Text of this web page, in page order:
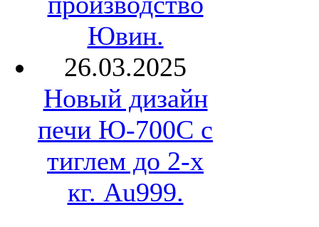
Ювин.
26.03.2025
Новый дизайн
печи Ю-700С с
тиглем до 2-х
кг. Au999.